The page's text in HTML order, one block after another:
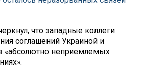
что западные коллеги
соглашений Украиной и
«абсолютно неприемлемых